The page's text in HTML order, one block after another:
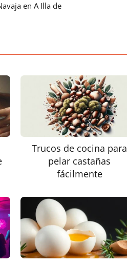
en A Illa de
Trucos de cocina para
pelar castañas
fácilmente